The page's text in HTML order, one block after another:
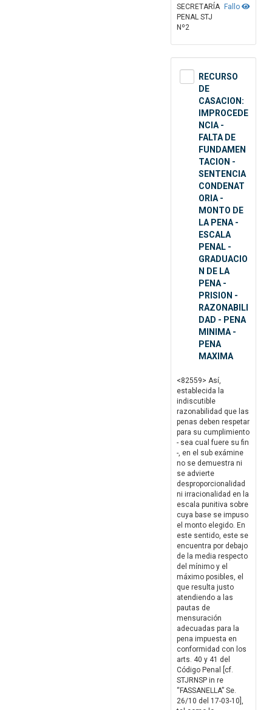
Fallo
SECRETARÍA
PENAL STJ
Nº2
RECURSO
DE
CASACION:
IMPROCEDE
NCIA -
FALTA DE
FUNDAMEN
TACION -
SENTENCIA
CONDENAT
ORIA -
MONTO DE
LA PENA -
ESCALA
PENAL -
GRADUACIO
N DE LA
PENA -
PRISION -
RAZONABILI
DAD - PENA
MINIMA -
PENA
MAXIMA
<82559> Así,
establecida la
indiscutible
razonabilidad que las
penas deben respetar
para su cumplimiento
- sea cual fuere su fin
-, en el sub exámine
no se demuestra ni
se advierte
desproporcionalidad
ni irracionalidad en la
escala punitiva sobre
cuya base se impuso
el monto elegido. En
este sentido, este se
encuentra por debajo
de la media respecto
del mínimo y el
máximo posibles, el
que resulta justo
atendiendo a las
pautas de
mensuración
adecuadas para la
pena impuesta en
conformidad con los
arts. 40 y 41 del
Código Penal [cf.
STJRNSP in re
“FASSANELLA” Se.
26/10 del 17-03-10],